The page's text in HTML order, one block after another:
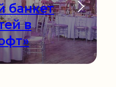
банкет
в